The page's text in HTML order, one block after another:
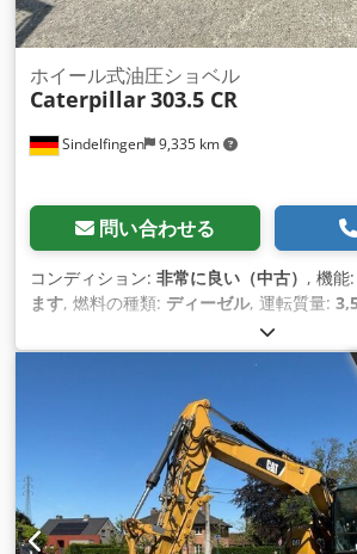
Sindelfingen 9,335 km
ホイール式油圧ショベル
Caterpillar303.5 CR
問い合わせる
コンディション: 非常に良い（中古） , 機能:
ます, 燃料の種類: ディーゼル, 運転質量:
2,434 h